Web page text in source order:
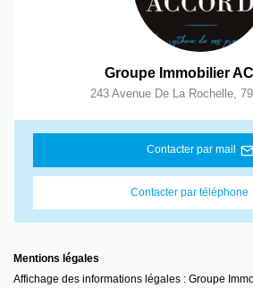
Groupe Immobilier
243 Avenue De La Rochelle,
Contacter par mail
Contacter par téléphone
Mentions légales
Affichage des informations légales : Groupe